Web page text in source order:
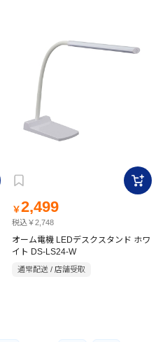
￥2,499
税込￥2,748
オーム電機 LEDデスクスタンド ホワ
イト DS-LS24-W
通常配送 / 店舗受取